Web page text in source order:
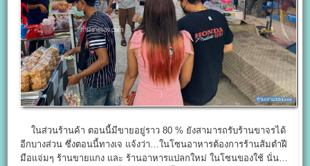
ในส่วนร้านค้า ตอนนี้มีขายอยู่ราว 80 % ยังสามารถรับร้านขาจรได้
อีกบางส่วน ซึ่งตอนนี้ทางเจ แจ้งว่า…ในโซนอาหารต้องการร้านส้มตำฝี
มือแจ่มๆ ร้านขายแกง และ ร้านอาหารแปลกใหม่ ในโซนของใช้ นั่น…